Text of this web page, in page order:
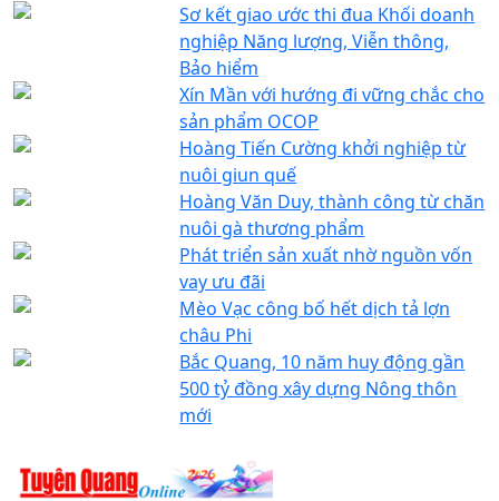
Sơ kết giao ước thi đua Khối doanh
nghiệp Năng lượng, Viễn thông,
Bảo hiểm
Xín Mần với hướng đi vững chắc cho
sản phẩm OCOP
Hoàng Tiến Cường khởi nghiệp từ
nuôi giun quế
Hoàng Văn Duy, thành công từ chăn
nuôi gà thương phẩm
Phát triển sản xuất nhờ nguồn vốn
vay ưu đãi
Mèo Vạc công bố hết dịch tả lợn
châu Phi
Bắc Quang, 10 năm huy động gần
500 tỷ đồng xây dựng Nông thôn
mới